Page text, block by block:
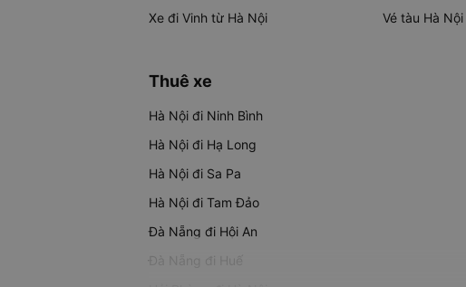
Xe đi Vinh từ Hà Nội
Vé tàu Hà Nội
Thuê xe
Hà Nội đi Ninh Bình
Hà Nội đi Hạ Long
Hà Nội đi Sa Pa
Hà Nội đi Tam Đảo
Đà Nẵng đi Hội An
Đà Nẵng đi Huế